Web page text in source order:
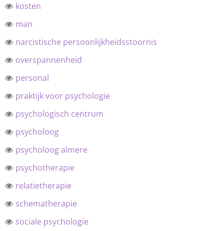
kosten
man
narcistische persoonlijkheidsstoornis
overspannenheid
personal
praktijk voor psychologie
psychologisch centrum
psycholoog
psycholoog almere
psychotherapie
relatietherapie
schematherapie
sociale psychologie